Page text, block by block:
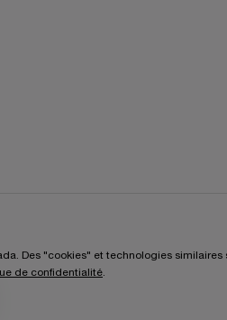
Des "cookies" et technologies
de confidentialité